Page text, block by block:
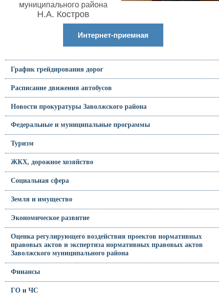
муниципального района
Н.А. Костров
Интернет-приемная
График грейдирования дорог
Расписание движения автобусов
Новости прокуратуры Заволжского района
Федеральные и муниципальные программы
Туризм
ЖКХ, дорожное хозяйство
Социальная сфера
Земля и имущество
Экономическое развитие
Оценка регулирующего воздействия проектов нормативных
правовых актов и экспертиза нормативных правовых актов
Заволжского муниципального района
Финансы
ГО и ЧС